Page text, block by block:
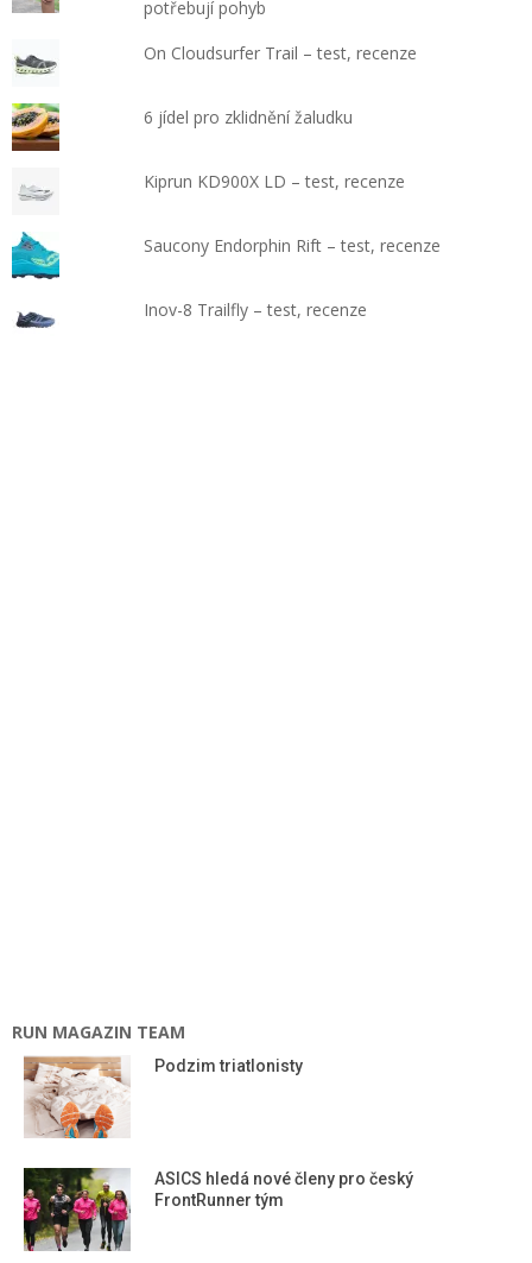
potřebují pohyb
On Cloudsurfer Trail – test, recenze
6 jídel pro zklidnění žaludku
Kiprun KD900X LD – test, recenze
Saucony Endorphin Rift – test, recenze
Inov-8 Trailfly – test, recenze
RUN MAGAZIN TEAM
Podzim triatlonisty
ASICS hledá nové členy pro český
FrontRunner tým